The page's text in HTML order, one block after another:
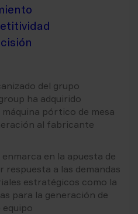
del grupo
ha adquirido
pórtico de mesa
al fabricante
en la apuesta de
respuesta a las demandas
estratégicos como la
para la generación de
equipo